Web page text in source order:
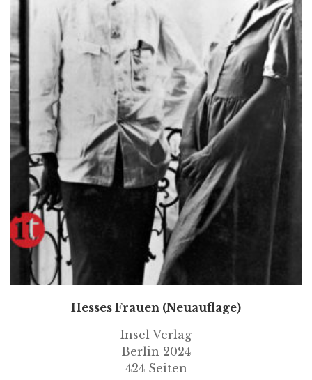
Hesses Frauen (Neuauflage)
Insel Verlag
Berlin 2024
424 Seiten